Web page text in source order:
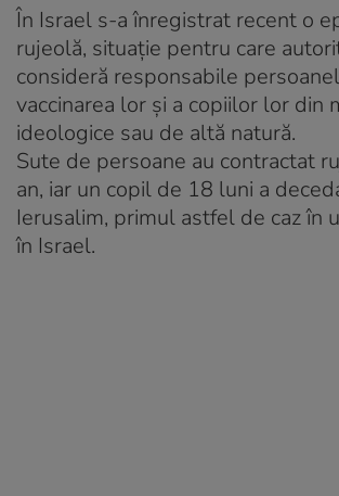
În Israel s-a înregistrat recent o
rujeolă, situaţie pentru care
consideră responsabile
vaccinarea lor şi a copiilor lor din
ideologice sau de altă natură.
Sute de persoane au contractat
an, iar un copil de 18 luni a
Ierusalim, primul astfel de caz în
în Israel.